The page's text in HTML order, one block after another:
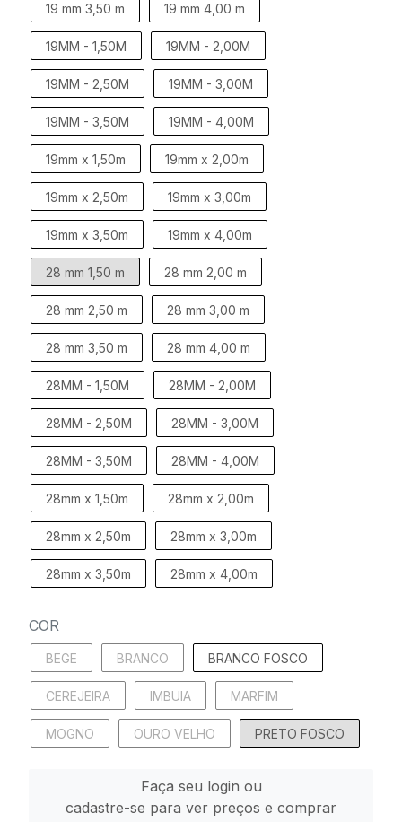
19 mm 3,50 m 19 mm 4,00 m
19MM - 1,50M 19MM - 2,00M
19MM - 2,50M 19MM - 3,00M
19MM - 3,50M 19MM - 4,00M
19mm x 1,50m 19mm x 2,00m
19mm x 2,50m 19mm x 3,00m
19mm x 3,50m 19mm x 4,00m
28 mm 1,50 m 28 mm 2,00 m
28 mm 2,50 m 28 mm 3,00 m
28 mm 3,50 m 28 mm 4,00 m
28MM - 1,50M 28MM - 2,00M
28MM - 2,50M 28MM - 3,00M
28MM - 3,50M 28MM - 4,00M
28mm x 1,50m 28mm x 2,00m
28mm x 2,50m 28mm x 3,00m
28mm x 3,50m 28mm x 4,00m
COR
BEGE BRANCO BRANCO FOSCO
CEREJEIRA IMBUIA MARFIM
MOGNO OURO VELHO PRETO FOSCO
Faça seu login ou
cadastre-se para ver preços e comprar